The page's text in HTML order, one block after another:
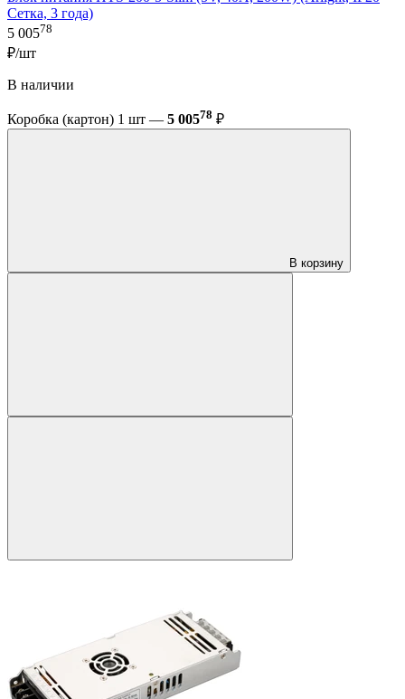
Сетка, 3 года)
5 00578
₽/шт
В наличии
Коробка (картон) 1 шт — 5 00578 ₽
В корзину